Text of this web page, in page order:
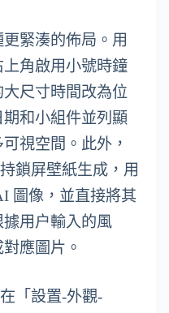
緊湊的佈局。用
角啟用小號時鐘
尺寸時間改為位
和小組件並列顯
視空間。此外，
鎖屏壁紙生成，用
圖像，並直接將其
用户輸入的風
應圖片。
「設置-外觀-